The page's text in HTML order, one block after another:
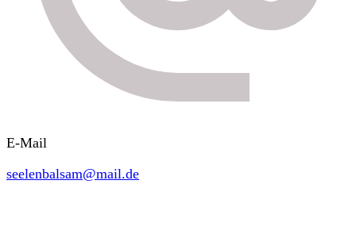
E-Mail
seelenbalsam@mail.de